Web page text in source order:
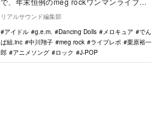
リアルサウンド編集部
アイドル
g.e.m. Dancing Dolls メロキュア
でん
ぱ組.inc
中川翔子 meg rock ライブレポ
栗原裕一
郎
アニメソング ロック J-POP